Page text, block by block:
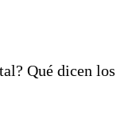
Qué dicen los